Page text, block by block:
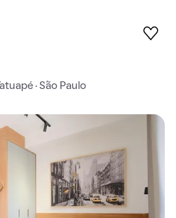
· São Paulo